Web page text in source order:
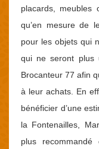
placards, meubles
qu’en mesure de
pour les objets qui
qui ne seront plus
Brocanteur 77 afin
à leur achats. En
bénéficier d’une
la Fontenailles,
plus